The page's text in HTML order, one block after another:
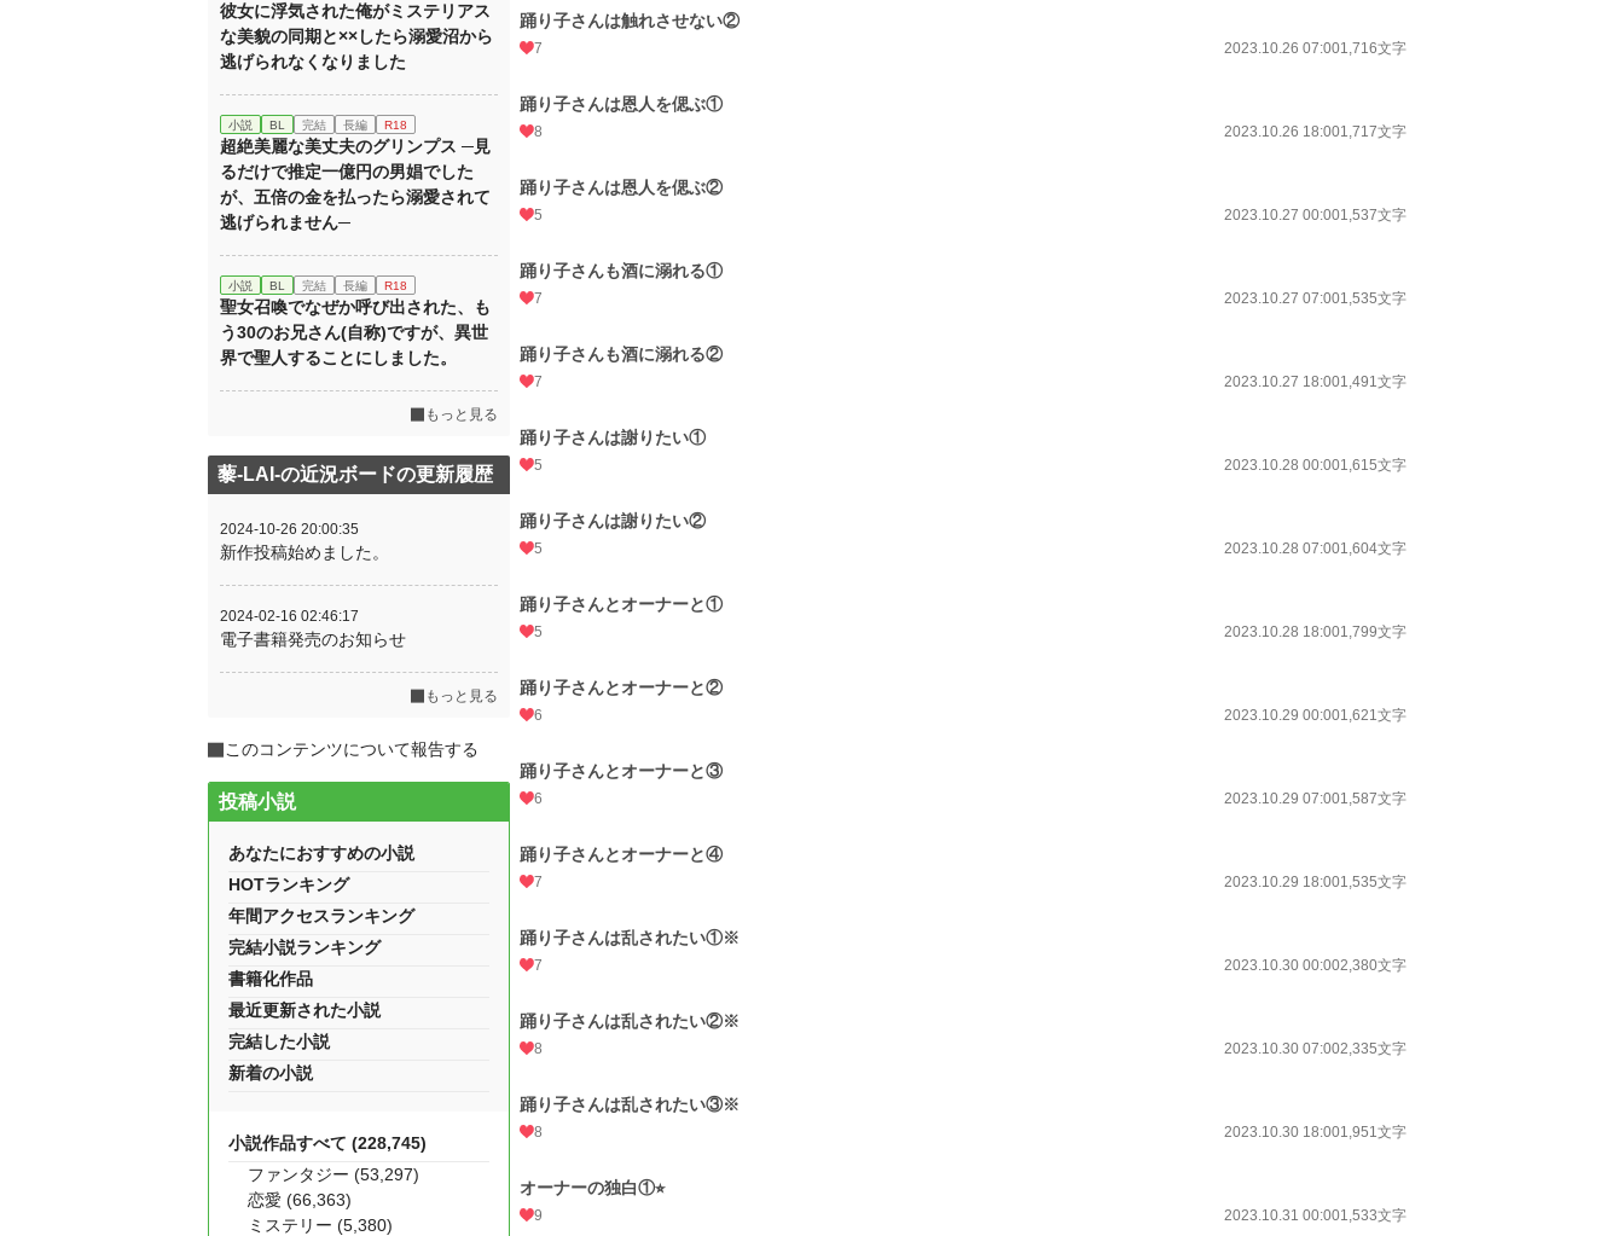
踊り子さんは触れさせない②
7 2023.10.26 07:001,716文字
踊り子さんは恩人を偲ぶ①
8 2023.10.26 18:001,717文字
踊り子さんは恩人を偲ぶ②
5 2023.10.27 00:001,537文字
踊り子さんも酒に溺れる①
7 2023.10.27 07:001,535文字
踊り子さんも酒に溺れる②
7 2023.10.27 18:001,491文字
踊り子さんは謝りたい①
5 2023.10.28 00:001,615文字
踊り子さんは謝りたい②
5 2023.10.28 07:001,604文字
踊り子さんとオーナーと①
5 2023.10.28 18:001,799文字
踊り子さんとオーナーと②
6 2023.10.29 00:001,621文字
踊り子さんとオーナーと③
6 2023.10.29 07:001,587文字
踊り子さんとオーナーと④
7 2023.10.29 18:001,535文字
踊り子さんは乱されたい①※
7 2023.10.30 00:002,380文字
踊り子さんは乱されたい②※
8 2023.10.30 07:002,335文字
踊り子さんは乱されたい③※
8 2023.10.30 18:001,951文字
オーナーの独白①⭐︎
9 2023.10.31 00:001,533文字
彼女に浮気された俺がミステリアス
な美貌の同期と××したら溺愛沼から
逃げられなくなりました
小説 BL 完結 長編 R18
超絶美麗な美丈夫のグリンプス ─見
るだけで推定一億円の男娼でした
が、五倍の金を払ったら溺愛されて
逃げられません─
小説 BL 完結 長編 R18
聖女召喚でなぜか呼び出された、も
う30のお兄さん(自称)ですが、異世
界で聖人することにしました。
もっと見る
藜-LAI-の近況ボードの更新履歴
2024-10-26 20:00:35
新作投稿始めました。
2024-02-16 02:46:17
電子書籍発売のお知らせ
もっと見る
このコンテンツについて報告する
投稿小説
あなたにおすすめの小説
HOTランキング
年間アクセスランキング
完結小説ランキング
書籍化作品
最近更新された小説
完結した小説
新着の小説
小説作品すべて (228,745)
ファンタジー (53,297)
恋愛 (66,363)
ミステリー (5,380)